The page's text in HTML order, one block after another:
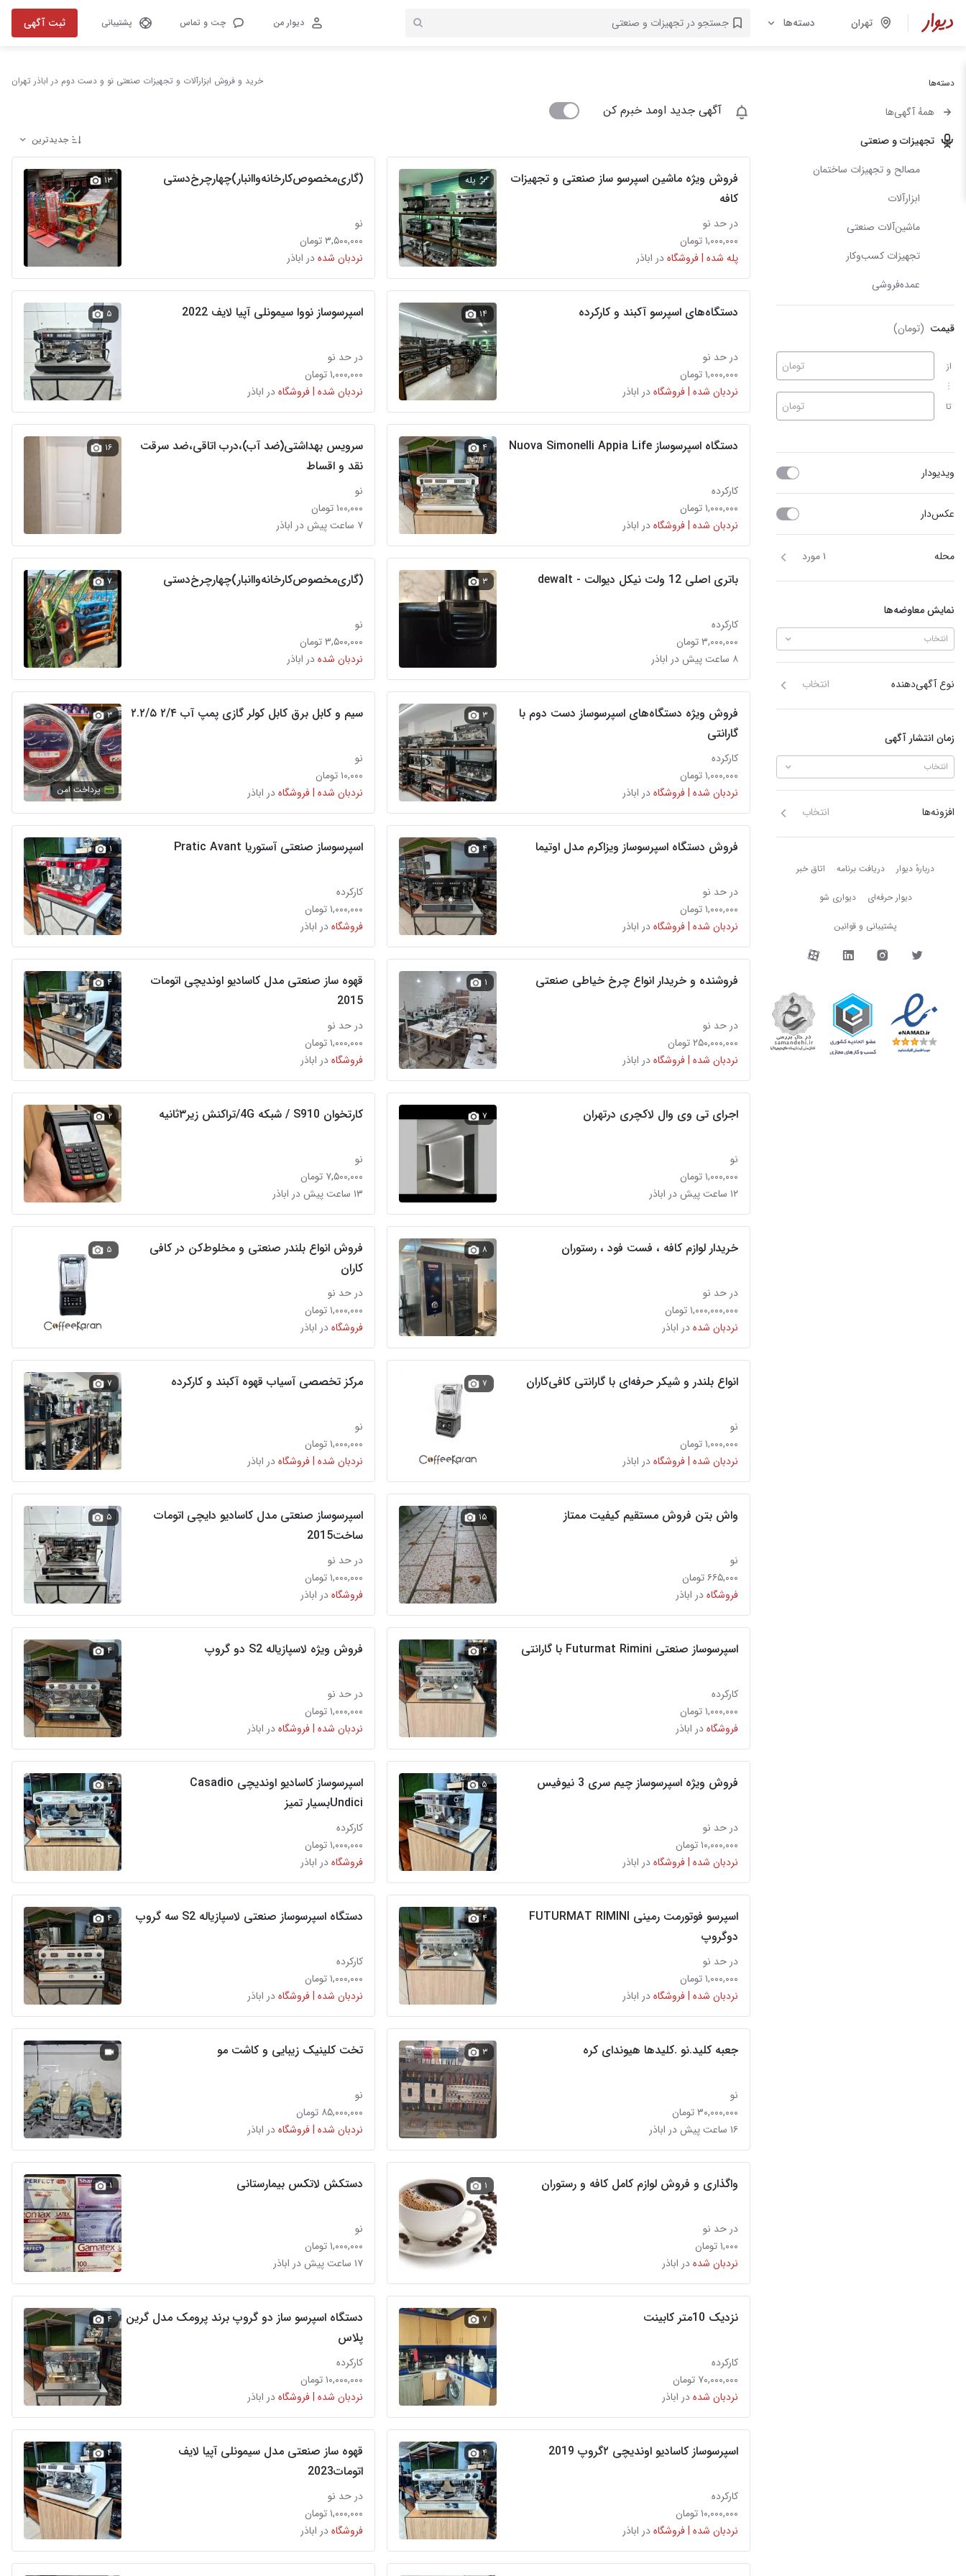
تهران دسته‌ها دیوار من چت و تماس پشتیبانی ثبت آگهی
دسته‌ها
همهٔ آگهی‌ها
تجهیزات و صنعتی
مصالح و تجهیزات ساختمان
ابزارآلات
ماشین‌آلات صنعتی
تجهیزات کسب‌وکار
عمده‌فروشی
قیمت (تومان)
از
تا
تومان
تومان
ویدیو‌دار
عکس‌دار
محله ۱ مورد
نمایش معاوضه‌ها
انتخاب
نوع آگهی‌دهنده انتخاب
زمان انتشار آگهی
انتخاب
افزونه‌ها انتخاب
دربارهٔ دیوار دربارهٔ دیوار دریافت برنامه اتاق خبر
دیوار حرفه‌ای دیواری شو
پشتیبانی و قوانین
دیوار در شبکه‌های اجتماعی
خرید و فروش ابزارآلات و تجهیزات صنعتی نو و دست دوم در اباذر تهران
آگهی جدید اومد خبرم کن
جدیدترین
فروش ویژه ماشین اسپرسو ساز صنعتی و تجهیزات
کافه
در حد نو
۱,۰۰۰,۰۰۰ تومان
پله شده | فروشگاهدر اباذر
پله (گاری‌مخصوص‌کارخانه‌واانبار)چهارچرخ‌دستی
نو
۳,۵۰۰,۰۰۰ تومان
نردبان شدهدر اباذر
۱۳
دستگاه‌های اسپرسو آکبند و کارکرده
در حد نو
۱,۰۰۰,۰۰۰ تومان
نردبان شده | فروشگاهدر اباذر
۱۴ اسپرسوساز نووا سیمونلی آپیا لایف 2022
در حد نو
۱,۰۰۰,۰۰۰ تومان
نردبان شده | فروشگاهدر اباذر
۵
دستگاه اسپرسوساز Nuova Simonelli Appia Life
کارکرده
۱,۰۰۰,۰۰۰ تومان
نردبان شده | فروشگاهدر اباذر
۴
سرویس بهداشتی(ضد آب)،درب اتاقی،ضد سرقت
نقد و اقساط
نو
۱۰۰,۰۰۰ تومان
۷ ساعت پیش در اباذر
۱۶
باتری اصلی 12 ولت نیکل دیوالت - dewalt
کارکرده
۳,۰۰۰,۰۰۰ تومان
۸ ساعت پیش در اباذر
۳ (گاری‌مخصوص‌کارخانه‌واانبار)چهارچرخ‌دستی
نو
۳,۵۰۰,۰۰۰ تومان
نردبان شدهدر اباذر
۷
فروش ویژه دستگاه‌های اسپرسوساز دست دوم با
گارانتی
کارکرده
۱,۰۰۰,۰۰۰ تومان
نردبان شده | فروشگاهدر اباذر
۳ سیم و کابل برق کابل کولر گازی پمپ آب ۲/۴ ۲.۲/۵
نو
۱۰,۰۰۰ تومان
نردبان شده | فروشگاهدر اباذر
۳
پرداخت امن
فروش دستگاه اسپرسوساز ویزاکرم مدل اوتیما
در حد نو
۱,۰۰۰,۰۰۰ تومان
نردبان شده | فروشگاهدر اباذر
۴ اسپرسوساز صنعتی آستوریا Pratic Avant
کارکرده
۱,۰۰۰,۰۰۰ تومان
فروشگاهدر اباذر
۱
فروشنده و خریدار انواع چرخ خیاطی صنعتی
در حد نو
۲۵۰,۰۰۰,۰۰۰ تومان
نردبان شده | فروشگاهدر اباذر
۱
قهوه ساز صنعتی مدل کاسادیو اوندیچی اتومات
2015
در حد نو
۱,۰۰۰,۰۰۰ تومان
فروشگاهدر اباذر
۴
اجرای تی وی وال لاکچری درتهران
نو
۱,۰۰۰,۰۰۰ تومان
۱۲ ساعت پیش در اباذر
۷ کارتخوان S910 / شبکه 4G/تراکنش زیر۳ثانیه
نو
۷,۵۰۰,۰۰۰ تومان
۱۳ ساعت پیش در اباذر
۲
خریدار لوازم کافه ، فست فود ، رستوران
در حد نو
۱,۰۰۰,۰۰۰,۰۰۰ تومان
نردبان شدهدر اباذر
۸
فروش انواع بلندر صنعتی و مخلوط‌کن در کافی
کاران
در حد نو
۱,۰۰۰,۰۰۰ تومان
فروشگاهدر اباذر
۵
انواع بلندر و شیکر حرفه‌ای با گارانتی کافی‌کاران
نو
۱,۰۰۰,۰۰۰ تومان
نردبان شده | فروشگاهدر اباذر
۷ مرکز تخصصی آسیاب قهوه آکبند و کارکرده
نو
۱,۰۰۰,۰۰۰ تومان
نردبان شده | فروشگاهدر اباذر
۷
واش بتن فروش مستقیم کیفیت ممتاز
نو
۶۶۵,۰۰۰ تومان
فروشگاهدر اباذر
۱۵
اسپرسوساز صنعتی مدل کاسادیو دایچی اتومات
ساخت2015
در حد نو
۱,۰۰۰,۰۰۰ تومان
فروشگاهدر اباذر
۵
اسپرسوساز صنعتی Futurmat Rimini با گارانتی
کارکرده
۱,۰۰۰,۰۰۰ تومان
فروشگاهدر اباذر
۴ فروش ویژه لاسپازیاله S2 دو گروپ
در حد نو
۱,۰۰۰,۰۰۰ تومان
نردبان شده | فروشگاهدر اباذر
۴
فروش ویژه اسپرسوساز چیم سری 3 نیوفیس
در حد نو
۱۰,۰۰۰,۰۰۰ تومان
نردبان شده | فروشگاهدر اباذر
۵
اسپرسوساز کاسادیو اوندیچی Casadio
Undiciبسیار تمیز
کارکرده
۱,۰۰۰,۰۰۰ تومان
فروشگاهدر اباذر
۳
اسپرسو فوتورمت رمینی FUTURMAT RIMINI
دوگروپ
در حد نو
۱,۰۰۰,۰۰۰ تومان
نردبان شده | فروشگاهدر اباذر
۴ دستگاه اسپرسوساز صنعتی لاسپازیاله S2 سه گروپ
کارکرده
۱,۰۰۰,۰۰۰ تومان
نردبان شده | فروشگاهدر اباذر
۴
جعبه کلید.نو .کلیدها هیوندای کره
نو
۳۰,۰۰۰,۰۰۰ تومان
۱۶ ساعت پیش در اباذر
۳ تخت کلینیک زیبایی و کاشت مو
نو
۸۵,۰۰۰,۰۰۰ تومان
نردبان شده | فروشگاهدر اباذر
واگذاری و فروش لوازم کامل کافه و رستوران
در حد نو
۱,۰۰۰ تومان
نردبان شدهدر اباذر
۱ دستکش لاتکس بیمارستانی
نو
۱,۰۰۰,۰۰۰ تومان
۱۷ ساعت پیش در اباذر
۱
نزدیک 10متر کابینت
کارکرده
۷۰,۰۰۰,۰۰۰ تومان
نردبان شدهدر اباذر
۷
دستگاه اسپرسو ساز دو گروپ برند پرومک مدل گرین
پلاس
کارکرده
۱۰,۰۰۰,۰۰۰ تومان
نردبان شده | فروشگاهدر اباذر
۴
اسپرسوساز کاسادیو اوندیچی ۲گروپ 2019
کارکرده
۱۰,۰۰۰,۰۰۰ تومان
نردبان شده | فروشگاهدر اباذر
۴
قهوه ساز صنعتی مدل سیمونلی آپیا لایف
اتومات2023
در حد نو
۱,۰۰۰,۰۰۰ تومان
فروشگاهدر اباذر
۴